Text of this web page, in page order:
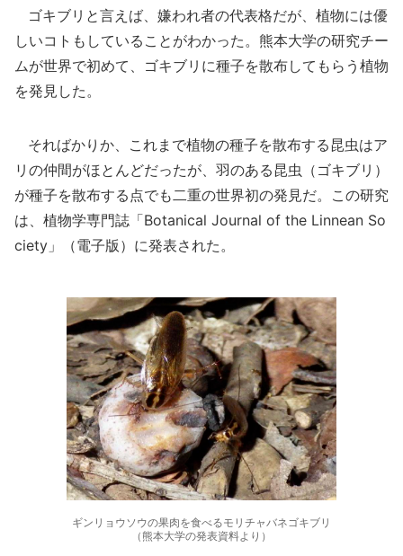
ゴキブリと言えば、嫌われ者の代表格だが、植物には優
しいコトもしていることがわかった。熊本大学の研究チー
ムが世界で初めて、ゴキブリに種子を散布してもらう植物
を発見した。
そればかりか、これまで植物の種子を散布する昆虫はア
リの仲間がほとんどだったが、羽のある昆虫（ゴキブリ）
が種子を散布する点でも二重の世界初の発見だ。この研究
は、植物学専門誌「Botanical Journal of the Linnean So
ciety」（電子版）に発表された。
ギンリョウソウの果肉を食べるモリチャバネゴキブリ
（熊本大学の発表資料より）